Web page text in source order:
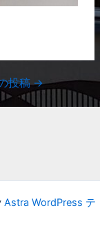
投稿→
Astra WordPress テ